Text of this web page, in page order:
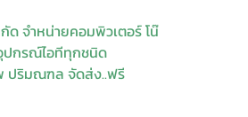
ด จำหน่ายคอมพิวเตอร์ โน๊
ปกรณ์ไอทีทุกชนิด
ปริมณฑล จัดส่ง..ฟรี